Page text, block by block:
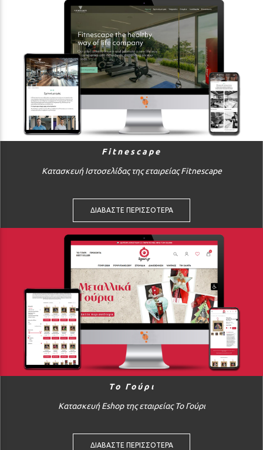
Fitnescape
Κατασκευή Ιστοσελίδας της εταιρείας Fitnescape
ΔΙΑΒΑΣΤΕ ΠΕΡΙΣΣΟΤΕΡΑ
Το Γούρι
Κατασκευή Eshop της εταιρείας Το Γούρι
ΔΙΑΒΑΣΤΕ ΠΕΡΙΣΣΟΤΕΡΑ